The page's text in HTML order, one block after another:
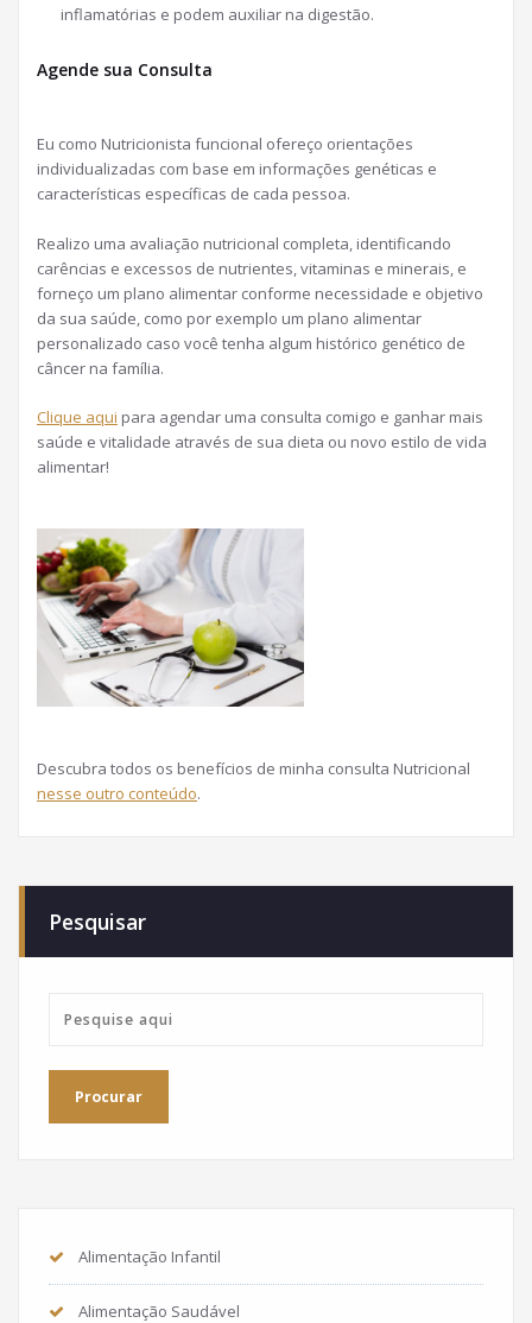
inflamatórias e podem auxiliar na digestão.
Agende sua Consulta
Eu como Nutricionista funcional ofereço orientações
individualizadas com base em informações genéticas e
características específicas de cada pessoa.
Realizo uma avaliação nutricional completa, identificando
carências e excessos de nutrientes, vitaminas e minerais, e
forneço um plano alimentar conforme necessidade e objetivo
da sua saúde, como por exemplo um plano alimentar
personalizado caso você tenha algum histórico genético de
câncer na família.
Clique aqui para agendar uma consulta comigo e ganhar mais
saúde e vitalidade através de sua dieta ou novo estilo de vida
alimentar!
Descubra todos os benefícios de minha consulta Nutricional
nesse outro conteúdo.
Pesquisar
Alimentação Infantil
Alimentação Saudável